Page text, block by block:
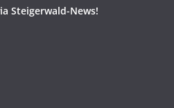
Steigerwald-News!